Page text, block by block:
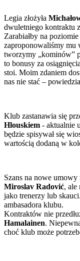
Legia złożyła
dwuletniego kontraktu
Zarabiałby na
zaproponowaliśmy mu
tworzymy „kominów”
to bonusy za
stoi. Moim zdaniem
nas nie stać –
Klub zastanawia się
Hlouskiem - aktualnie
będzie spisywał się
wartością dodaną w
Szans na nowe
Miroslav Radović, ale
jako trenerzy lub
ambasadora klubu.
Kontraktów nie
Hamalainen.
choć klub może